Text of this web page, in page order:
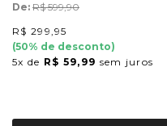
De: R$ 599,90
R$ 299,95
(50% de desconto)
5x de R$ 59,99 sem juros